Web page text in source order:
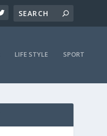
LIFE STYLE SPORT